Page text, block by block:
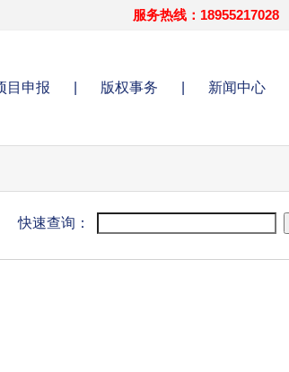
服务热线：18955217028
目申报 版权事务 新闻中心
快速查询：